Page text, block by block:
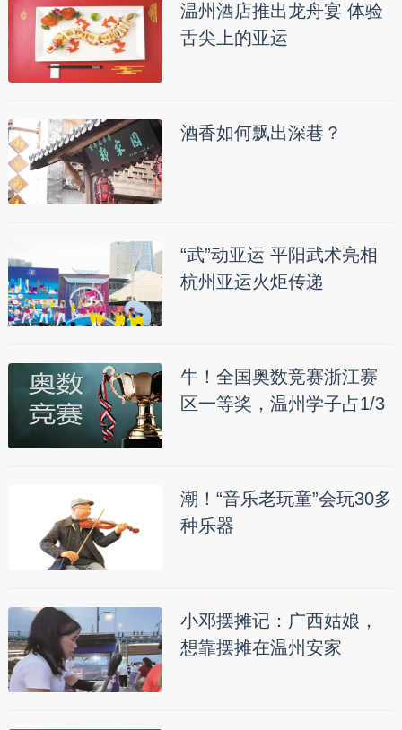
温州酒店推出龙舟宴 体验
舌尖上的亚运
酒香如何飘出深巷？
“武”动亚运 平阳武术亮相
杭州亚运火炬传递
牛！全国奥数竞赛浙江赛
区一等奖，温州学子占1/3
潮！“音乐老玩童”会玩30多
种乐器
小邓摆摊记：广西姑娘，
想靠摆摊在温州安家